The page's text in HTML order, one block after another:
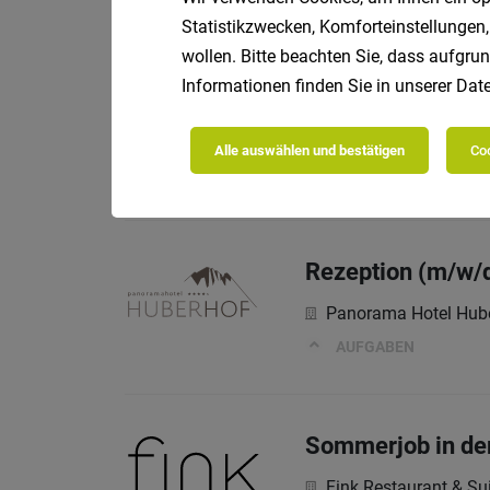
Wir freuen uns auf
Rezeption &
Hotel Post Tolderhof
Rezeption (m/w/
Panorama Hotel
AUFGABEN
Sommerjob in
Statistikzwecken,
wollen. Bitte beachten Sie, dass
Informationen finden Sie in unserer
Alle auswählen und bestätigen